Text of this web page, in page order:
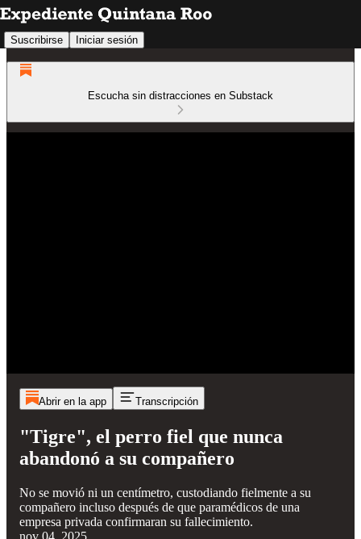
Suscribirse Iniciar sesión
Escucha sin distracciones en Substack
Abrir en la app Transcripción
"Tigre", el perro fiel que nunca
abandonó a su compañero
No se movió ni un centímetro, custodiando fielmente a su
compañero incluso después de que paramédicos de una
empresa privada confirmaran su fallecimiento.
nov 04, 2025